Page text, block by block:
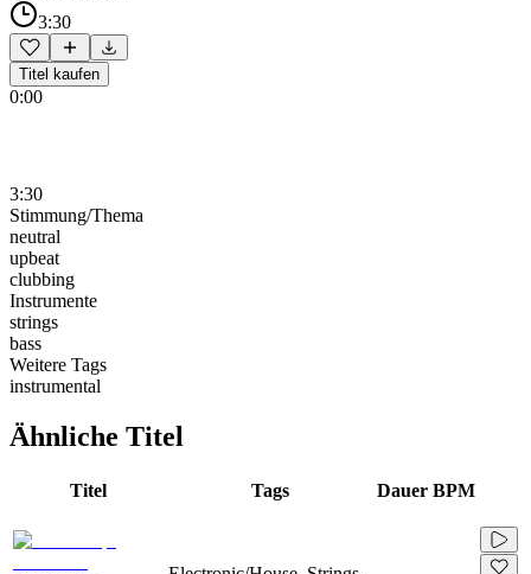
3:30
Titel kaufen
0:00
3:30
Stimmung/Thema
neutral
upbeat
clubbing
Instrumente
strings
bass
Weitere Tags
instrumental
Ähnliche Titel
Titel Tags Dauer BPM